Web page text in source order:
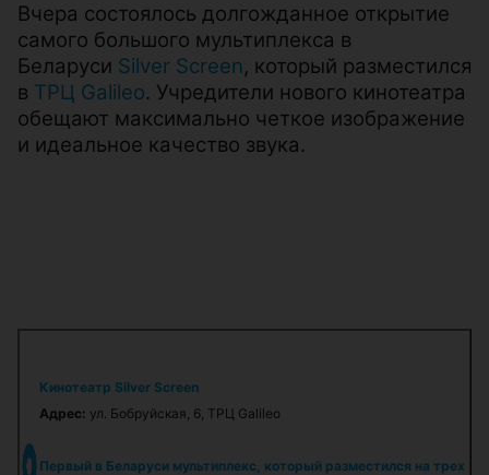
Вчера состоялось долгожданное открытие
самого большого мультиплекса в
Беларуси Silver Screen, который разместился
в ТРЦ Galileo. Учредители нового кинотеатра
обещают максимально четкое изображение
и идеальное качество звука.
Кинотеатр Silver Screen
Адрес: ул. Бобруйская, 6, ТРЦ Galileo
Первый в Беларуси мультиплекс, который разместился на трех